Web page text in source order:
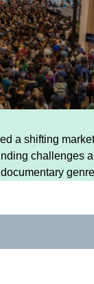
a shifting
challenges
documentary